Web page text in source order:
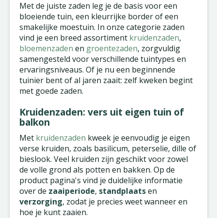
Met de juiste zaden leg je de basis voor een
bloeiende tuin, een kleurrijke border of een
smakelijke moestuin. In onze categorie zaden
vind je een breed assortiment kruidenzaden,
bloemenzaden en groentezaden, zorgvuldig
samengesteld voor verschillende tuintypes en
ervaringsniveaus. Of je nu een beginnende
tuinier bent of al jaren zaait: zelf kweken begint
met goede zaden.
Kruidenzaden: vers uit eigen tuin of
balkon
Met kruidenzaden kweek je eenvoudig je eigen
verse kruiden, zoals basilicum, peterselie, dille of
bieslook. Veel kruiden zijn geschikt voor zowel
de volle grond als potten en bakken. Op de
product pagina's vind je duidelijke informatie
over de zaaiperiode, standplaatsen
verzorging, zodat je precies weet wanneer en
hoe je kunt zaaien.